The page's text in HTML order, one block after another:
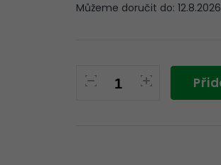
Můžeme doručit do: 12.8.2026